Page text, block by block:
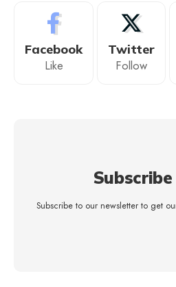
Facebook
Like
Twitter
Follow
Subscribe to our newsletter to get